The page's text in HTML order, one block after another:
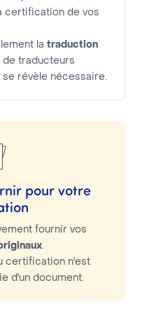
certification de vos
la traduction
de traducteurs
révèle nécessaire.
pour votre
fournir vos
.
certification n'est
d'un document.